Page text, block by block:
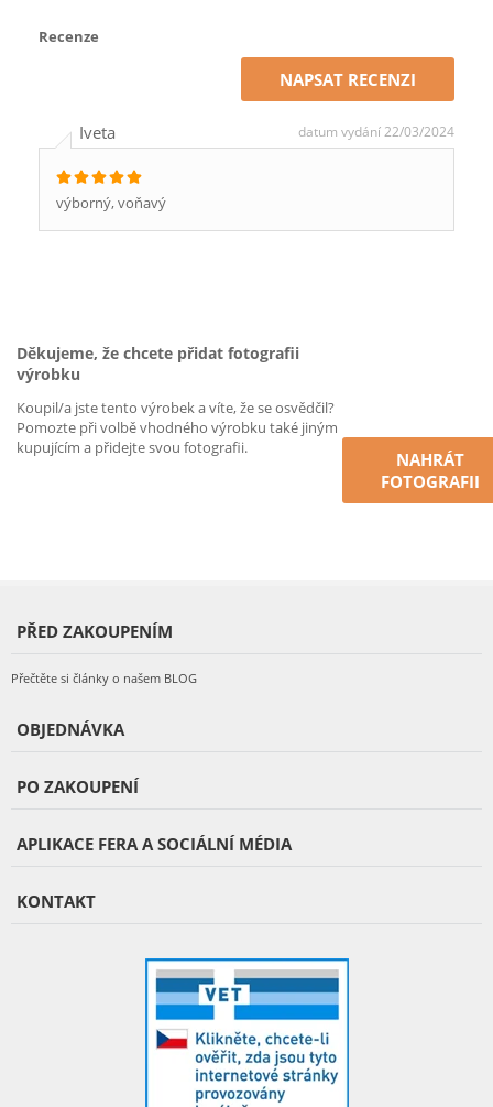
Recenze
NAPSAT RECENZI
Iveta datum vydání 22/03/2024
výborný, voňavý
Děkujeme, že chcete přidat fotografii
výrobku
Koupil/a jste tento výrobek a víte, že se osvědčil?
Pomozte při volbě vhodného výrobku také jiným
kupujícím a přidejte svou fotografii.
NAHRÁT
FOTOGRAFII
PŘED ZAKOUPENÍM
Přečtěte si články o našem BLOG
OBJEDNÁVKA
PO ZAKOUPENÍ
APLIKACE FERA A SOCIÁLNÍ MÉDIA
KONTAKT